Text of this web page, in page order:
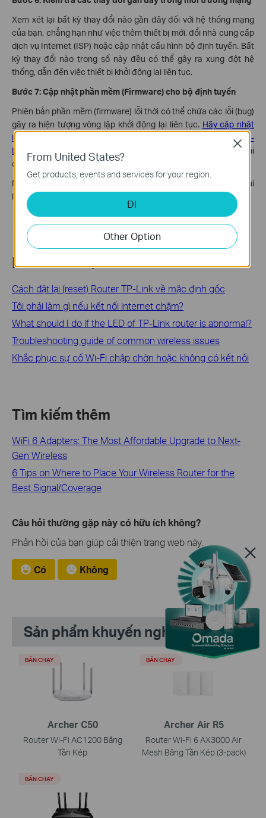
Xem xét lại bất kỳ thay đổi nào gần đây đối với hệ thống mạng
của bạn, chẳng hạn như việc thêm thiết bị mới, đổi nhà cung cấp
dịch vụ Internet (ISP) hoặc cập nhật cấu hình bộ định tuyến. Bất
kỳ thay đổi nào trong số này đều có thể gây ra xung đột hệ
thống, dẫn đến việc thiết bị khởi động lại liên tục.
Bước 7: Cập nhật phần mềm (Firmware) cho bộ định tuyến
Phiên bản phần mềm (firmware) lỗi thời có thể chứa các lỗi (bug)
gây ra hiện tượng vòng lặp khởi động lại liên tục. Hãy cập nhật
lên phiên bản phần mềm mới nhất cho bộ định tuyến Wi-Fi TP-
Link của bạn
và kiểm tra xem sự cố có được khắc phục sau khi
cập nhật hay không.
Nếu sự cố vẫn tiếp diễn sau khi đã thử tất cả các bước trên, vui
lòng liên hệ với
để được trợ giúp.
Related FAQs
Cách đặt lại (reset) Router TP-Link về mặc định gốc
Tôi phải làm gì nếu kết nối internet chậm?
What should I do if the LED of TP-Link router is abnormal?
Troubleshooting guide of common wireless issues
Khắc phục sự cố Wi-Fi chập chờn hoặc không có kết nối
Tìm kiếm thêm
WiFi 6 Adapters: The Most Affordable Upgrade to Next-
Gen Wireless
6 Tips on Where to Place Your Wireless Router for the
Best Signal/Coverage
Câu hỏi thường gặp này có hữu ích không?
Phản hồi của bạn giúp cải thiện trang web này.
Có Không
Sản phẩm khuyến nghị
Archer C50
Router Wi-Fi AC1200 Băng
Tần Kép
BÁN CHẠY
Archer Air R5
Router Wi-Fi 6 AX3000 Air
Mesh Băng Tần Kép (3-pack)
BÁN CHẠY
BÁN CHẠY
From United States?
Get products, events and services for your region.
ĐI
Other Option
Close